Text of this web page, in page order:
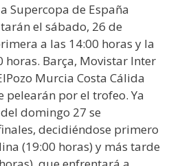
Supercopa de España
el sábado, 26 de
a las 14:00 horas y la
horas. Barça, Movistar Inter
Murcia Costa Cálida
pelearán por el trofeo. Ya
domingo 27 se
decidiéndose primero
(19:00 horas) y más tarde